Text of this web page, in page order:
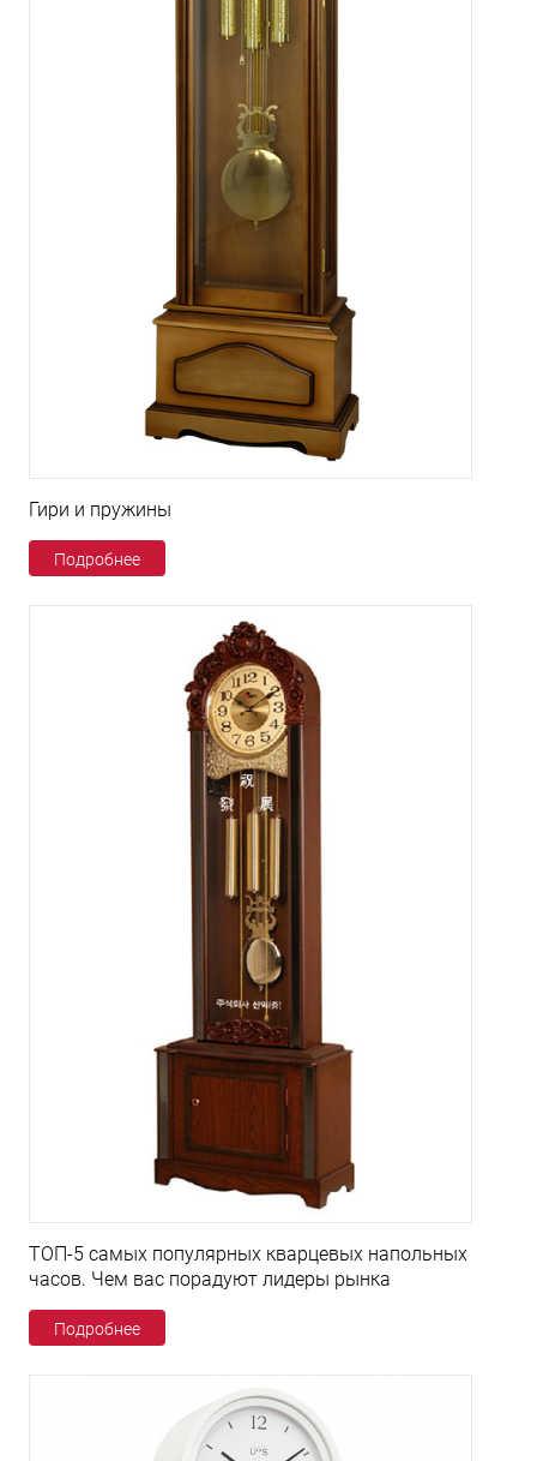
Гири и пружины
Подробнее
ТОП-5 самых популярных кварцевых напольных
часов. Чем вас порадуют лидеры рынка
Подробнее